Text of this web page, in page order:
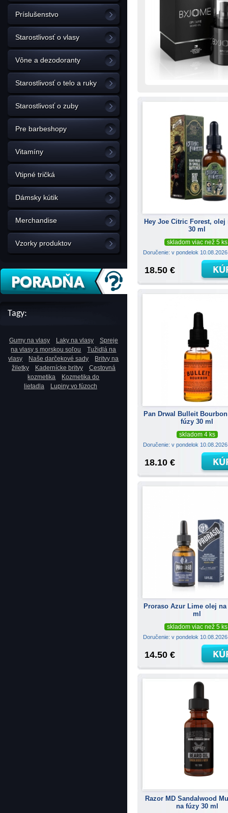
Príslušenstvo
Starostlivosť o vlasy
Vône a dezodoranty
Starostlivosť o telo a ruky
Starostlivosť o zuby
Pre barbeshopy
Vitamíny
Vtipné tričká
Dámsky kútik
Merchandise
Vzorky produktov
Tagy:
Gumy na vlasy Laky na vlasy
Spreje
na vlasy s morskou soľou
Tužidlá na
vlasy
Naše darčekové sady
Britvy na
žiletky
Kadernícke britvy
Cestovná
kozmetika
Kozmetika do
lietadla
Lupiny vo fúzoch
Hey Joe Citric Forest, olej
30 ml
skladom viac než 5 ks
Doručenie: v pondelok
18.50 €
Pan Drwal Bulleit
fúzy 30 ml
skladom 4 ks
Doručenie: v pondelok
18.10 €
Proraso Azur Lime olej na
ml
skladom viac než 5 ks
Doručenie: v pondelok
14.50 €
Razor MD Sandalwood
na fúzy 30 ml